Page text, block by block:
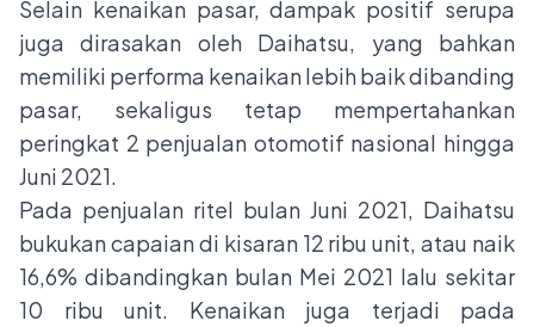
Selain kenaikan pasar, dampak positif serupa
juga dirasakan oleh Daihatsu, yang bahkan
memiliki performa kenaikan lebih baik dibanding
pasar, sekaligus tetap mempertahankan
peringkat 2 penjualan otomotif nasional hingga
Juni 2021.
Pada penjualan ritel bulan Juni 2021, Daihatsu
bukukan capaian di kisaran 12 ribu unit, atau naik
16,6% dibandingkan bulan Mei 2021 lalu sekitar
10 ribu unit. Kenaikan juga terjadi pada